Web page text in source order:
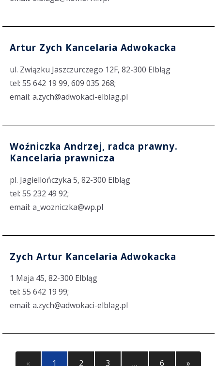
Artur Zych Kancelaria Adwokacka
ul. Związku Jaszczurczego 12F, 82-300 Elbląg
tel: 55 642 19 99, 609 035 268;
email: a.zych@adwokaci-elblag.pl
Woźniczka Andrzej, radca prawny.
Kancelaria prawnicza
pl. Jagiellończyka 5, 82-300 Elbląg
tel: 55 232 49 92;
email: a_wozniczka@wp.pl
Zych Artur Kancelaria Adwokacka
1 Maja 45, 82-300 Elbląg
tel: 55 642 19 99;
email: a.zych@adwokaci-elblag.pl
« 1 2 3 … 6 »